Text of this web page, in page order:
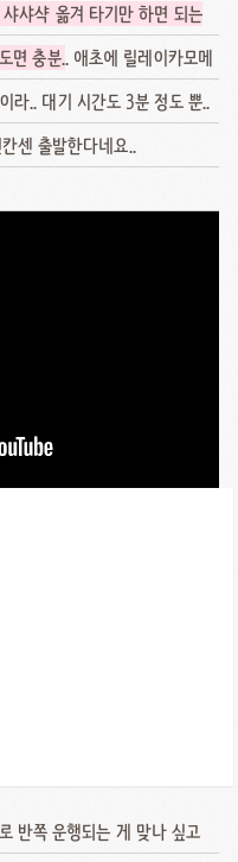
샤샥 옮겨 타기만 하면 되는
면 충분.. 애초에 릴레이카모메
라.. 대기 시간도 3분 정도 뿐..
센 출발한다네요..
반쪽 운행되는 게 맞나 싶고